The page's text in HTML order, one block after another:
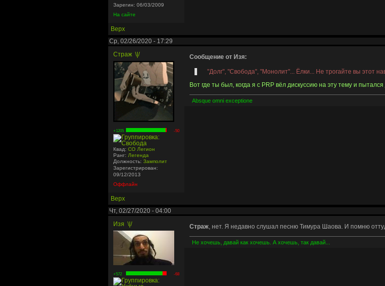
Зарегин: 06/03/2009
На сайте
Верх
Ср, 02/26/2020 - 17:29
Страж \|/
+1205 -50
Квад: СО Легион
Ранг: Легенда
Должность: Замполит
Зарегистрирован:
09/12/2013
Оффлайн
Сообщение от Изя:
"Долг", "Свобода", "Монолит"... Ёлки... Не трогайте вы этот
Вот где ты был, когда я с PRP вёл дискуссию на эту тему и
Absque omni exceptione
Верх
Чт, 02/27/2020 - 04:00
Изя \|/
+572 -68
Страж , нет. Я недавно слушал песню Тимура Шаова. И помню
Не хочешь, давай как хочешь. А хочешь, так давай...